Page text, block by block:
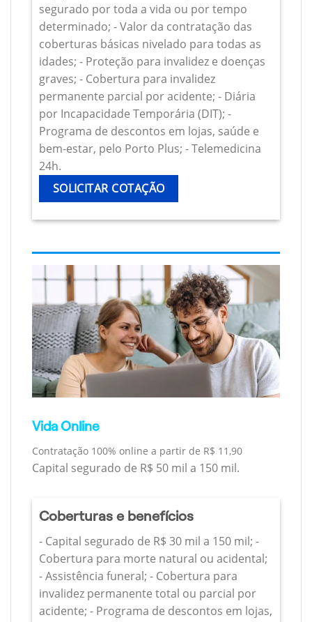
segurado por toda a vida ou por tempo
determinado; - Valor da contratação das
coberturas básicas nivelado para todas as
idades; - Proteção para invalidez e doenças
graves; - Cobertura para invalidez
permanente parcial por acidente; - Diária
por Incapacidade Temporária (DIT); -
Programa de descontos em lojas, saúde e
bem-estar, pelo Porto Plus; - Telemedicina
24h.
SOLICITAR COTAÇÃO
Vida Online
Contratação 100% online a partir de R$ 11,90
Capital segurado de R$ 50 mil a 150 mil.
Coberturas e benefícios
- Capital segurado de R$ 30 mil a 150 mil; -
Cobertura para morte natural ou acidental;
- Assistência funeral; - Cobertura para
invalidez permanente total ou parcial por
acidente; - Programa de descontos em lojas,